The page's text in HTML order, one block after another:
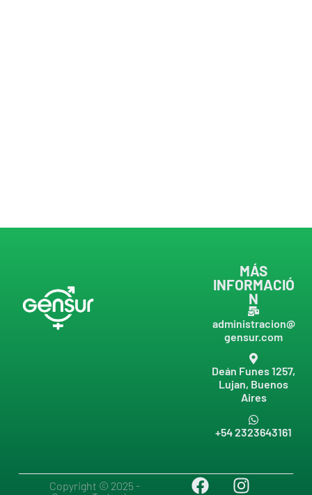
MÁS
INFORMACIÓ
N
administracion@
gensur.com
Deán Funes 1257,
Lujan, Buenos
Aires
+54 2323643161
Copyright © 2025 -